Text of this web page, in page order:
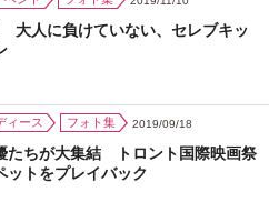
大人に負けていない、セレブキッ
ィース フォト集 2019/09/18
たちが大集結 トロント国際映画祭
ットをプレイバック